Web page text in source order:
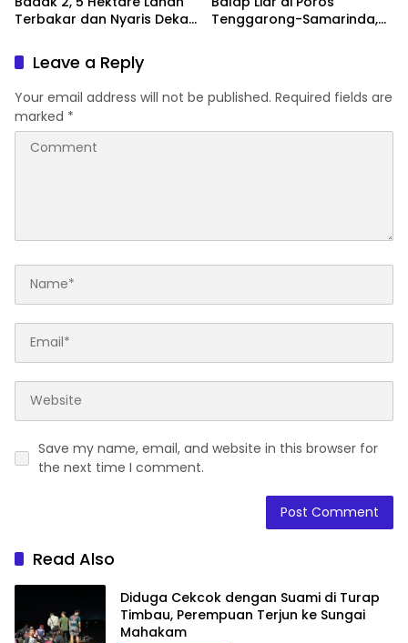
Terbakar dan Nyaris Dekati
Tenggarong-Samarinda,
Leave a Reply
Your email address will not be published. Required fields are
marked *
Save my name, email, and website in this browser for
the next time I comment.
Read Also
Diduga Cekcok dengan Suami di Turap
Timbau, Perempuan Terjun ke Sungai
Mahakam